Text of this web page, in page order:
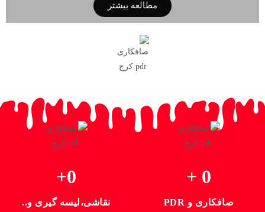
مطالعه بیشتر
صافکاری و PDR
0
نقاشی،لیسه گیری و..
0
+